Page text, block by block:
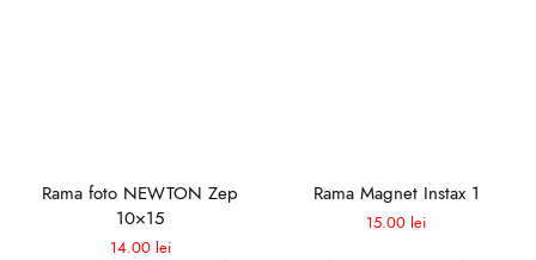
Rama foto NEWTON Zep
10×15
14.00 lei
Rama Magnet Instax 1
15.00 lei